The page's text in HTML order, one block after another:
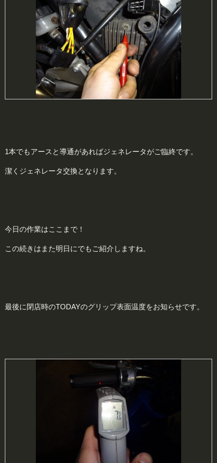
1本でもアースと導通があればジェネレータがご臨終です。
潔くジェネレータ交換となります。
今日の作業はここまで！
この続きはまた明日にでもご紹介しますね。
最後に閉店時のTODAYのグリップ表面温度をお知らせです。